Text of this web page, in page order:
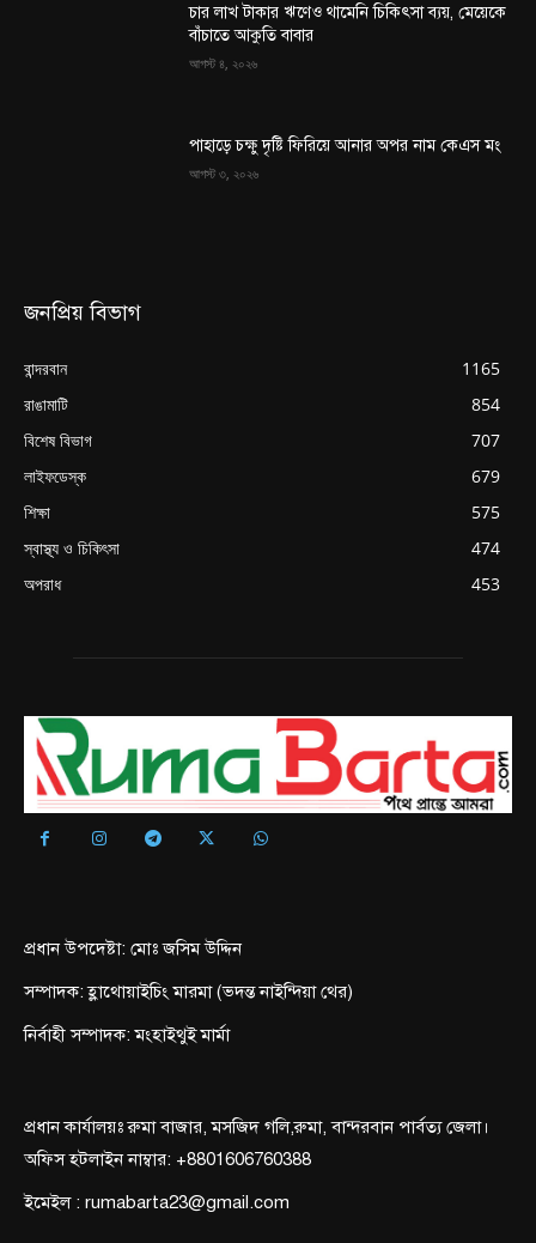
চার লাখ টাকার ঋণেও থামেনি চিকিৎসা ব্যয়, মেয়েকে
বাঁচাতে আকুতি বাবার
আগস্ট ৪, ২০২৬
পাহাড়ে চক্ষু দৃষ্টি ফিরিয়ে আনার অপর নাম কেএস মং
আগস্ট ৩, ২০২৬
জনপ্রিয় বিভাগ
বান্দরবান
1165
রাঙামাটি
854
বিশেষ বিভাগ
707
লাইফডেস্ক
679
শিক্ষা
575
স্বাস্থ্য ও চিকিৎসা
474
অপরাধ
453
প্রধান উপদেষ্টা: মোঃ জসিম উদ্দিন
সম্পাদক: হ্লাথোয়াইচিং মারমা (ভদন্ত নাইন্দিয়া থের)
নির্বাহী সম্পাদক: মংহাইথুই মার্মা
প্রধান কার্যালয়ঃ রুমা বাজার, মসজিদ গলি,রুমা, বান্দরবান পার্বত্য জেলা।
অফিস হটলাইন নাম্বার: +8801606760388
ইমেইল : rumabarta23@gmail.com